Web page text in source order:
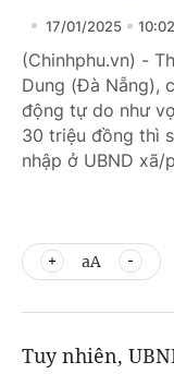
17/01/2025 10:02
(Chinhphu.vn) -
Dung (Đà Nẵng),
động tự do như
30 triệu đồng thì
nhập ở UBND
aA
Tuy nhiên,